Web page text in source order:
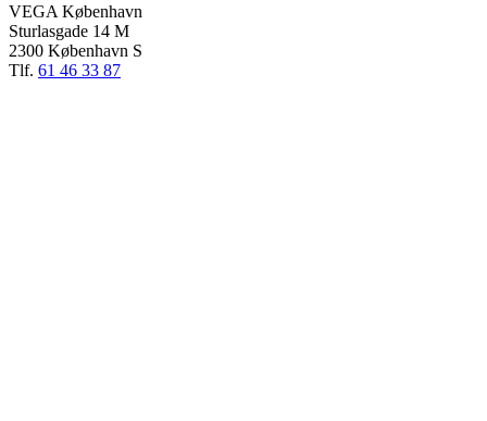
VEGA København
Sturlasgade 14 M
2300 København S
Tlf. 61 46 33 87